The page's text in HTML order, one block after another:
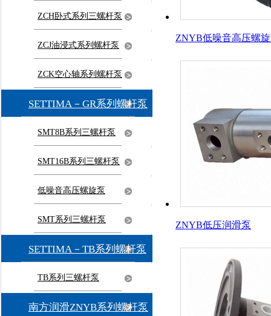
ZCH卧式系列三螺杆泵
ZCJ油浸式系列螺杆泵
ZCK空心轴系列螺杆泵
SETTIMA－GR系列螺杆泵
SMT8B系列三螺杆泵
SMT16B系列三螺杆泵
低噪音高压螺旋泵
SMT系列三螺杆泵
SETTIMA－TB系列螺杆泵
TB系列三螺杆泵
南方润滑ZNYB系列螺杆泵
ZNYB低噪音高压螺
ZNYB低压润滑泵